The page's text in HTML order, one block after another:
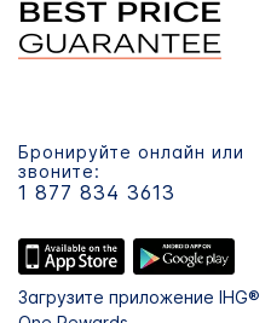
Бронируйте онлайн или
звоните:
1 877 834 3613
Загрузите приложение IHG®